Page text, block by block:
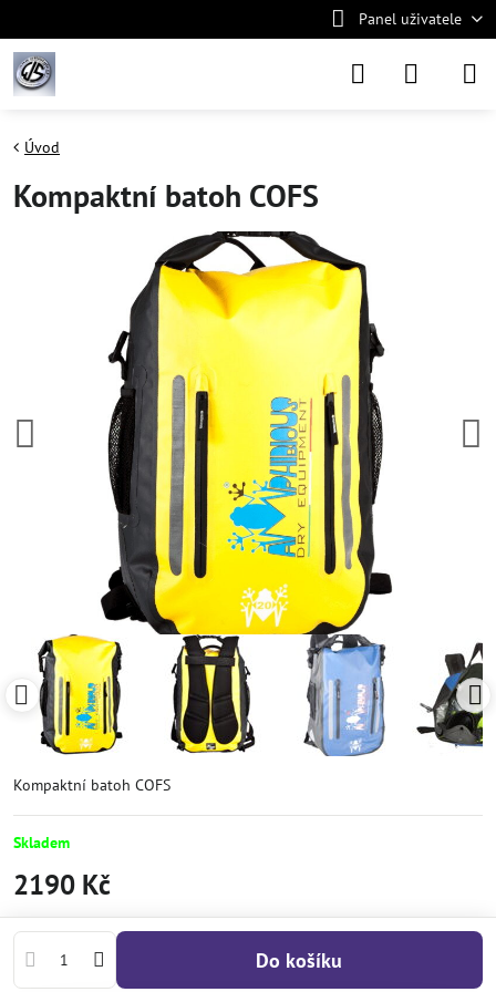
Panel uživatele
Úvod
Kompaktní batoh COFS
Kompaktní batoh COFS
Skladem
2190 Kč
Do košíku